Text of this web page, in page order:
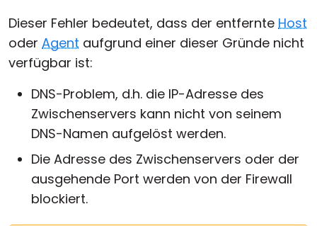
Dieser Fehler bedeutet, dass der entfernte Host
oder Agent aufgrund einer dieser Gründe nicht
verfügbar ist:
DNS-Problem, d.h. die IP-Adresse des
Zwischenservers kann nicht von seinem
DNS-Namen aufgelöst werden.
Die Adresse des Zwischenservers oder der
ausgehende Port werden von der Firewall
blockiert.